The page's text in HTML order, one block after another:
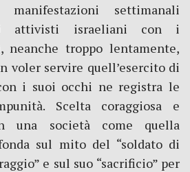
settimanali
attivisti israeliani con i
neanche troppo lentamente,
voler servire quell’esercito di
i suoi occhi ne registra le
Scelta coraggiosa e
una società come quella
sul mito del “soldato di
e sul suo “sacrificio” per